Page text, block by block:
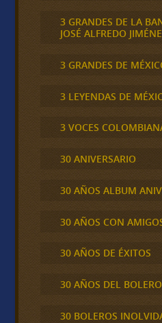
3 GRANDES DE LA
JOSÉ ALFREDO
3 GRANDES DE
3 LEYENDAS DE
3 VOCES
30 ANIVERSARIO
30 AÑOS ALBUM
30 AÑOS CON
30 AÑOS DE ÉXITOS
30 AÑOS DEL
30 BOLEROS